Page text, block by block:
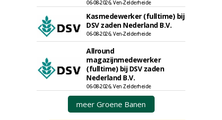
06-08-2026, Ven-Zelderheide
Kasmedewerker (fulltime) bij
DSV zaden Nederland B.V.
06-08-2026, Ven-Zelderheide
Allround
magazijnmedewerker
(fulltime) bij DSV zaden
Nederland B.V.
06-08-2026, Ven Zelderheide
meer Groene Banen